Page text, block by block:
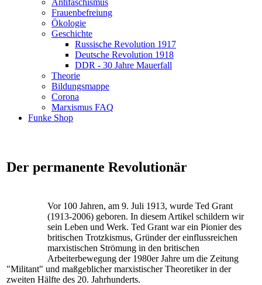
Antifaschismus
Frauenbefreiung
Ökologie
Geschichte
Russische Revolution 1917
Deutsche Revolution 1918
DDR - 30 Jahre Mauerfall
Theorie
Bildungsmappe
Corona
Marxismus FAQ
Funke Shop
Der permanente Revolutionär
Vor 100 Jahren, am 9. Juli 1913, wurde Ted Grant
(1913-2006) geboren. In diesem Artikel schildern wir
sein Leben und Werk. Ted Grant war ein Pionier des
britischen Trotzkismus, Gründer der einflussreichen
marxistischen Strömung in den britischen
Arbeiterbewegung der 1980er Jahre um die Zeitung
"Militant" und maßgeblicher marxistischer Theoretiker in der
zweiten Hälfte des 20. Jahrhunderts.